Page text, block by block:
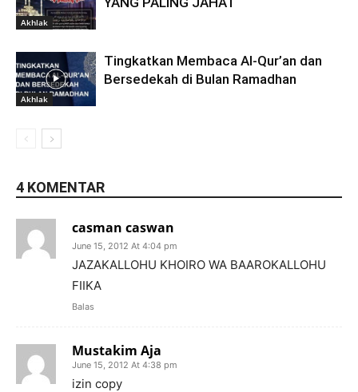
Akhlak
Akhlak
Tingkatkan Membaca Al-Qur’an dan
Bersedekah di Bulan Ramadhan
4 KOMENTAR
casman caswan
June 15, 2012 At 4:04 pm
JAZAKALLOHU KHOIRO WA BAAROKALLOHU
FIIKA
Balas
Mustakim Aja
June 15, 2012 At 4:38 pm
izin copy